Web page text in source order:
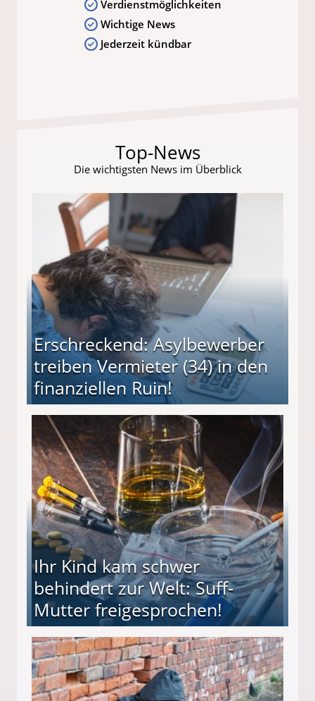
Verdienstmöglichkeiten
Wichtige News
Jederzeit kündbar
Top-News
Die wichtigsten News im Überblick
Erschreckend: Asylbewerber
treiben Vermieter (34) in den
finanziellen Ruin!
(34) in den finanziellen Ruin!
Ihr Kind kam schwer
behindert zur Welt: Suff-
Mutter freigesprochen!
Mutter freigesprochen!